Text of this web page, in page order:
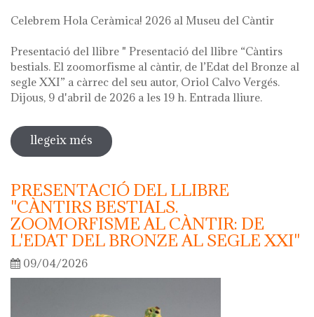
Celebrem Hola Ceràmica! 2026 al Museu del Càntir
Presentació del llibre " Presentació del llibre “Càntirs
bestials. El zoomorfisme al càntir, de l’Edat del Bronze al
segle XXI” a càrrec del seu autor, Oriol Calvo Vergés.
Dijous, 9 d'abril de 2026 a les 19 h. Entrada lliure.
llegeix més sobre hola ceràmica! 2026
PRESENTACIÓ DEL LLIBRE
"CÀNTIRS BESTIALS.
ZOOMORFISME AL CÀNTIR: DE
L'EDAT DEL BRONZE AL SEGLE XXI"
09/04/2026